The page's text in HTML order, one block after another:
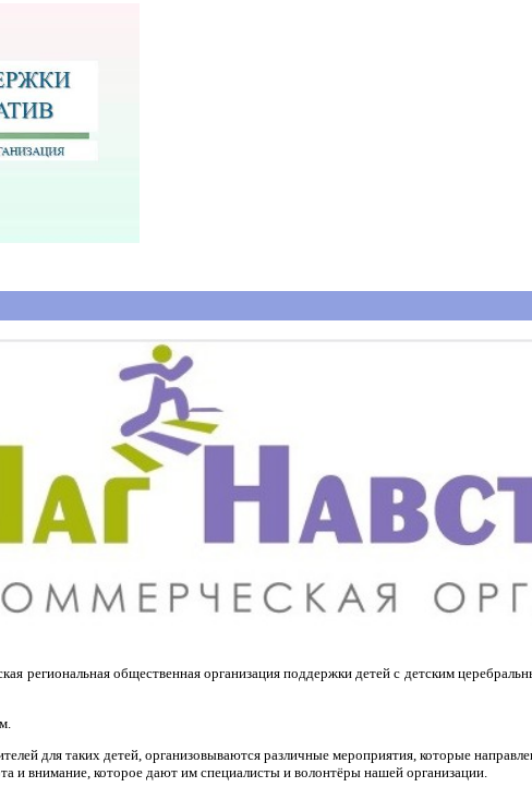
региональная общественная организация поддержки детей с детским
для таких детей, организовываются различные мероприятия, которые
и внимание, которое дают им специалисты и волонтёры нашей организации.